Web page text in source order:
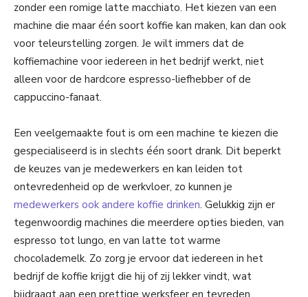
zonder een romige latte macchiato. Het kiezen van een
machine die maar één soort koffie kan maken, kan dan ook
voor teleurstelling zorgen. Je wilt immers dat de
koffiemachine voor iedereen in het bedrijf werkt, niet
alleen voor de hardcore espresso-liefhebber of de
cappuccino-fanaat.
Een veelgemaakte fout is om een machine te kiezen die
gespecialiseerd is in slechts één soort drank. Dit beperkt
de keuzes van je medewerkers en kan leiden tot
ontevredenheid op de werkvloer, zo kunnen je
medewerkers ook andere koffie drinken. Gelukkig zijn er
tegenwoordig machines die meerdere opties bieden, van
espresso tot lungo, en van latte tot warme
chocolademelk. Zo zorg je ervoor dat iedereen in het
bedrijf de koffie krijgt die hij of zij lekker vindt, wat